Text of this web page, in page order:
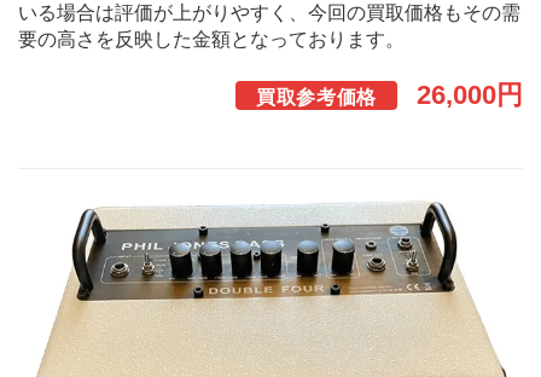
いる場合は評価が上がりやすく、今回の買取価格もその需
要の高さを反映した金額となっております。
買取参考価格 26,000円